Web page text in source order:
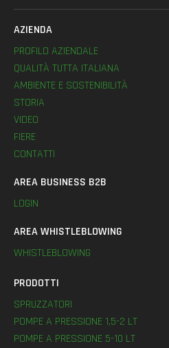
AZIENDA
PROFILO AZIENDALE
QUALITÀ TUTTA ITALIANA
AMBIENTE E SOSTENIBILITÀ
STORIA
VIDEO
FIERE
CONTATTI
AREA BUSINESS B2B
LOGIN
AREA WHISTLEBLOWING
WHISTLEBLOWING
PRODOTTI
SPRUZZATORI
POMPE A PRESSIONE 1,5-2 LT
POMPE A PRESSIONE 5-10 LT